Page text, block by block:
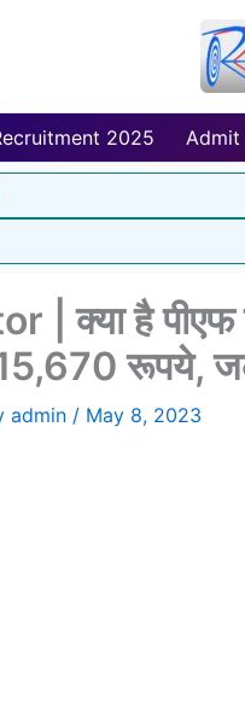
2025 Admit
| क्या है
15,670 रूपये,
admin / May 8, 2023